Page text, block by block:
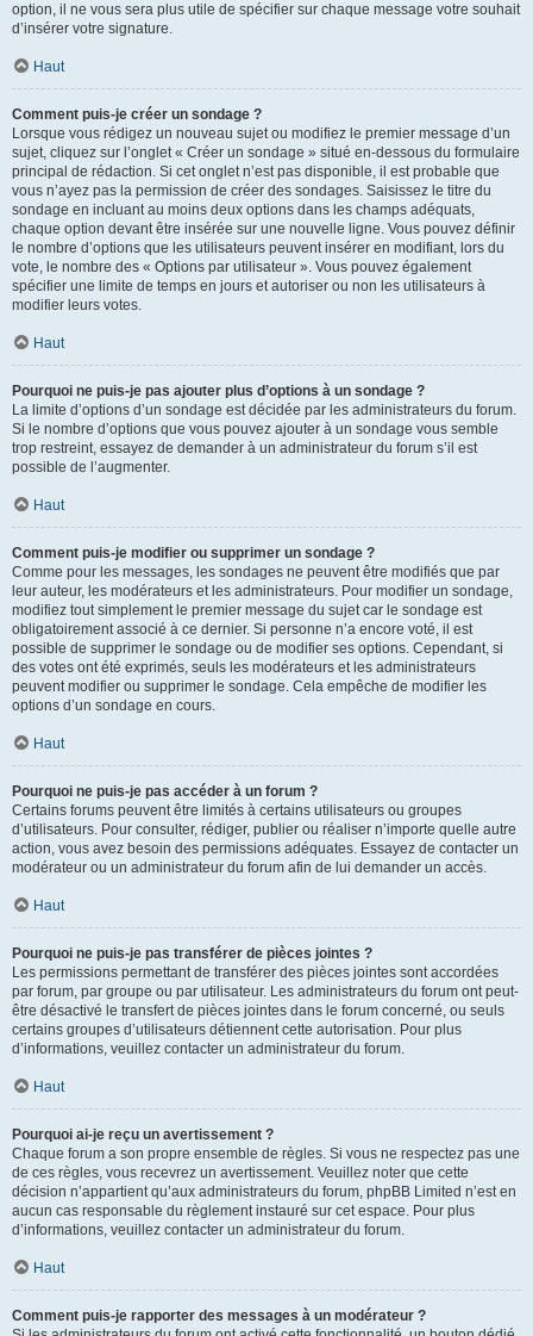
option, il ne vous sera plus utile de spécifier sur chaque message votre souhait
d’insérer votre signature.
Haut
Comment puis-je créer un sondage ?
Lorsque vous rédigez un nouveau sujet ou modifiez le premier message d’un
sujet, cliquez sur l’onglet « Créer un sondage » situé en-dessous du formulaire
principal de rédaction. Si cet onglet n’est pas disponible, il est probable que
vous n’ayez pas la permission de créer des sondages. Saisissez le titre du
sondage en incluant au moins deux options dans les champs adéquats,
chaque option devant être insérée sur une nouvelle ligne. Vous pouvez définir
le nombre d’options que les utilisateurs peuvent insérer en modifiant, lors du
vote, le nombre des « Options par utilisateur ». Vous pouvez également
spécifier une limite de temps en jours et autoriser ou non les utilisateurs à
modifier leurs votes.
Haut
Pourquoi ne puis-je pas ajouter plus d’options à un sondage ?
La limite d’options d’un sondage est décidée par les administrateurs du forum.
Si le nombre d’options que vous pouvez ajouter à un sondage vous semble
trop restreint, essayez de demander à un administrateur du forum s’il est
possible de l’augmenter.
Haut
Comment puis-je modifier ou supprimer un sondage ?
Comme pour les messages, les sondages ne peuvent être modifiés que par
leur auteur, les modérateurs et les administrateurs. Pour modifier un sondage,
modifiez tout simplement le premier message du sujet car le sondage est
obligatoirement associé à ce dernier. Si personne n’a encore voté, il est
possible de supprimer le sondage ou de modifier ses options. Cependant, si
des votes ont été exprimés, seuls les modérateurs et les administrateurs
peuvent modifier ou supprimer le sondage. Cela empêche de modifier les
options d’un sondage en cours.
Haut
Pourquoi ne puis-je pas accéder à un forum ?
Certains forums peuvent être limités à certains utilisateurs ou groupes
d’utilisateurs. Pour consulter, rédiger, publier ou réaliser n’importe quelle autre
action, vous avez besoin des permissions adéquates. Essayez de contacter un
modérateur ou un administrateur du forum afin de lui demander un accès.
Haut
Pourquoi ne puis-je pas transférer de pièces jointes ?
Les permissions permettant de transférer des pièces jointes sont accordées
par forum, par groupe ou par utilisateur. Les administrateurs du forum ont peut-
être désactivé le transfert de pièces jointes dans le forum concerné, ou seuls
certains groupes d’utilisateurs détiennent cette autorisation. Pour plus
d’informations, veuillez contacter un administrateur du forum.
Haut
Pourquoi ai-je reçu un avertissement ?
Chaque forum a son propre ensemble de règles. Si vous ne respectez pas une
de ces règles, vous recevrez un avertissement. Veuillez noter que cette
décision n’appartient qu’aux administrateurs du forum, phpBB Limited n’est en
aucun cas responsable du règlement instauré sur cet espace. Pour plus
d’informations, veuillez contacter un administrateur du forum.
Haut
Comment puis-je rapporter des messages à un modérateur ?